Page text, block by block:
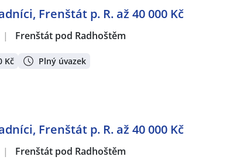
Frenštát p. R. až 40 000 Kč
| Frenštát pod Radhoštěm
Kč Plný úvazek
Frenštát p. R. až 40 000 Kč
| Frenštát pod Radhoštěm